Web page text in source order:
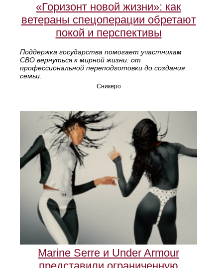
«Горизонт новой жизни»: как
ветераны спецоперации обретают
покой и перспективы
Поддержка государства помогает участникам
СВО вернуться к мирной жизни: от
профессиональной переподготовки до создания
семьи.
Сникеро
Marine Serre и Under Armour